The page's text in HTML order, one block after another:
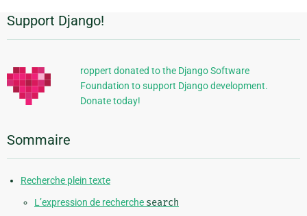
Informations
supplémentaires
Support Django!
roppert donated to the Django Software
Foundation to support Django development.
Donate today!
Sommaire
Recherche plein texte
L’expression de recherche search